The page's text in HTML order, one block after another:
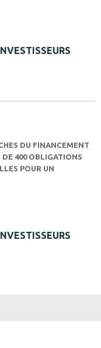
DU FINANCEMENT
DE 400 OBLIGATIONS
POUR UN